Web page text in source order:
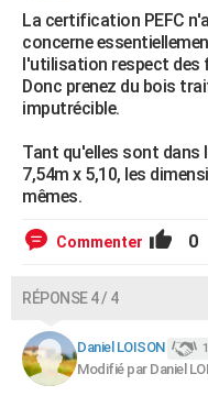
La certification PEFC
concerne
l'utilisation respect des
Donc prenez du bois
imputrécible.
Tant qu'elles sont dans
7,54m x 5,10, les
mêmes.
Commenter 0
RÉPONSE 4 / 4
Daniel LOISON
Modifié par Daniel